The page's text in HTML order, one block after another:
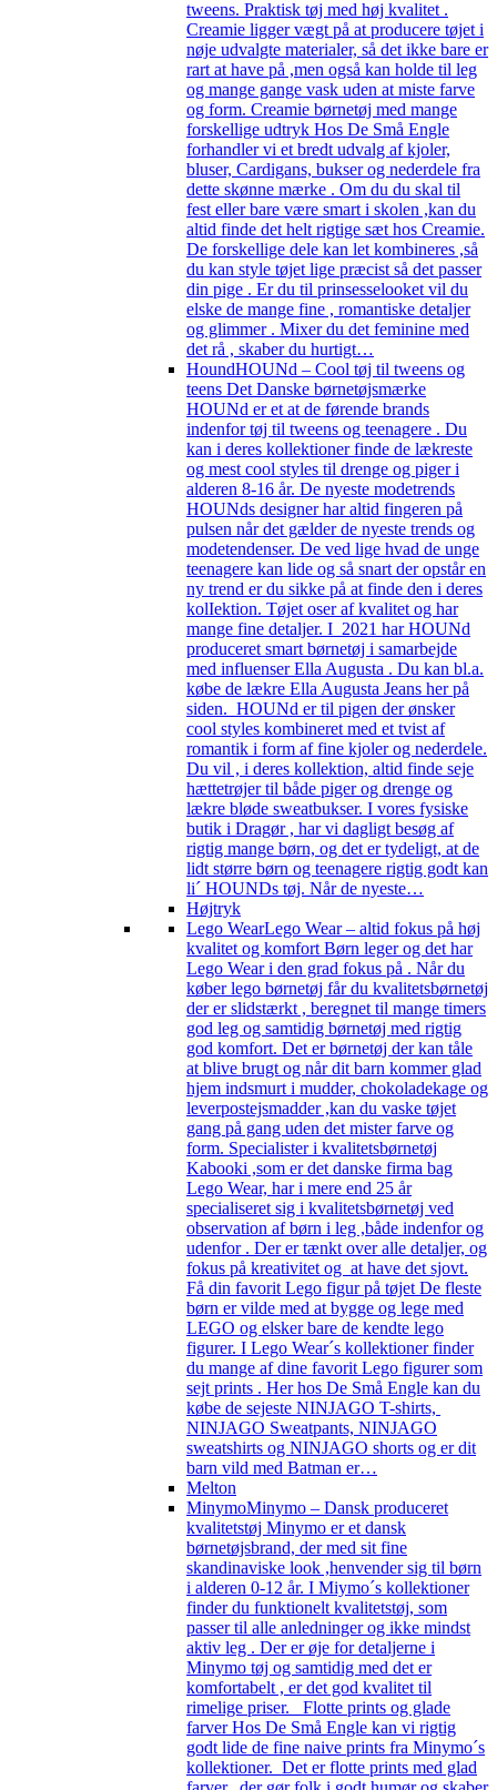
tweens. Praktisk tøj med høj kvalitet .
Creamie ligger vægt på at producere tøjet i
nøje udvalgte materialer, så det ikke bare er
rart at have på ,men også kan holde til leg
og mange gange vask uden at miste farve
og form. Creamie børnetøj med mange
forskellige udtryk Hos De Små Engle
forhandler vi et bredt udvalg af kjoler,
bluser, Cardigans, bukser og nederdele fra
dette skønne mærke . Om du du skal til
fest eller bare være smart i skolen ,kan du
altid finde det helt rigtige sæt hos Creamie.
De forskellige dele kan let kombineres ,så
du kan style tøjet lige præcist så det passer
din pige . Er du til prinsesselooket vil du
elske de mange fine , romantiske detaljer
og glimmer . Mixer du det feminine med
det rå , skaber du hurtigt…
HoundHOUNd – Cool tøj til tweens og
teens Det Danske børnetøjsmærke
HOUNd er et at de førende brands
indenfor tøj til tweens og teenagere . Du
kan i deres kollektioner finde de lækreste
og mest cool styles til drenge og piger i
alderen 8-16 år. De nyeste modetrends
HOUNds designer har altid fingeren på
pulsen når det gælder de nyeste trends og
modetendenser. De ved lige hvad de unge
teenagere kan lide og så snart der opstår en
ny trend er du sikke på at finde den i deres
kolIektion. Tøjet oser af kvalitet og har
mange fine detaljer. I 2021 har HOUNd
produceret smart børnetøj i samarbejde
med influenser Ella Augusta . Du kan bl.a.
købe de lækre Ella Augusta Jeans her på
siden. HOUNd er til pigen der ønsker
cool styles kombineret med et tvist af
romantik i form af fine kjoler og nederdele.
Du vil , i deres kollektion, altid finde seje
hættetrøjer til både piger og drenge og
lækre bløde sweatbukser. I vores fysiske
butik i Dragør , har vi dagligt besøg af
rigtig mange børn, og det er tydeligt, at de
lidt større børn og teenagere rigtig godt kan
li´ HOUNDs tøj. Når de nyeste…
Højtryk
Lego WearLego Wear – altid fokus på høj
kvalitet og komfort Børn leger og det har
Lego Wear i den grad fokus på . Når du
køber lego børnetøj får du kvalitetsbørnetøj
der er slidstærkt , beregnet til mange timers
god leg og samtidig børnetøj med rigtig
god komfort. Det er børnetøj der kan tåle
at blive brugt og når dit barn kommer glad
hjem indsmurt i mudder, chokoladekage og
leverpostejsmadder ,kan du vaske tøjet
gang på gang uden det mister farve og
form. Specialister i kvalitetsbørnetøj
Kabooki ,som er det danske firma bag
Lego Wear, har i mere end 25 år
specialiseret sig i kvalitetsbørnetøj ved
observation af børn i leg ,både indenfor og
udenfor . Der er tænkt over alle detaljer, og
fokus på kreativitet og at have det sjovt.
Få din favorit Lego figur på tøjet De fleste
børn er vilde med at bygge og lege med
LEGO og elsker bare de kendte lego
figurer. I Lego Wear´s kollektioner finder
du mange af dine favorit Lego figurer som
sejt prints . Her hos De Små Engle kan du
købe de sejeste NINJAGO T-shirts,
NINJAGO Sweatpants, NINJAGO
sweatshirts og NINJAGO shorts og er dit
barn vild med Batman er…
Melton
MinymoMinymo – Dansk produceret
kvalitetstøj Minymo er et dansk
børnetøjsbrand, der med sit fine
skandinaviske look ,henvender sig til børn
i alderen 0-12 år. I Miymo´s kollektioner
finder du funktionelt kvalitetstøj, som
passer til alle anledninger og ikke mindst
aktiv leg . Der er øje for detaljerne i
Minymo tøj og samtidig med det er
komfortabelt , er det god kvalitet til
rimelige priser. Flotte prints og glade
farver Hos De Små Engle kan vi rigtig
godt lide de fine naive prints fra Minymo´s
kollektioner. Det er flotte prints med glad